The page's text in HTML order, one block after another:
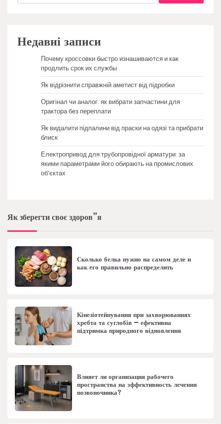
Недавні записи
Почему кроссовки быстро изнашиваются и как
продлить срок их службы
Як відрізнити справжній аметист від підробки
Оригінал чи аналог: як вибрати запчастини для
трактора без переплати
Як видалити підпалини від праски на одязі та прибрати
блиск
Електропривод для трубопровідної арматури: за
якими параметрами його обирають на промислових
об’єктах
Як зберегти своє здоров”я
Сколько белка нужно на самом деле и
как его правильно распределить
Кінезіотейпування при захворюваннях
хребта та суглобів – ефективна
підтримка природного відновлення
Влияет ли организация рабочего
пространства на эффективность лечения
позвоночника?